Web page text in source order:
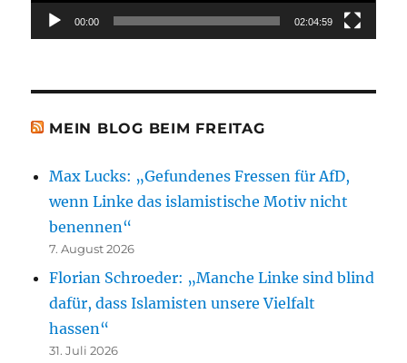
00:00 02:04:59
MEIN BLOG BEIM FREITAG
Max Lucks: „Gefundenes Fressen für AfD,
wenn Linke das islamistische Motiv nicht
benennen“
7. August 2026
Florian Schroeder: „Manche Linke sind blind
dafür, dass Islamisten unsere Vielfalt
hassen“
31. Juli 2026